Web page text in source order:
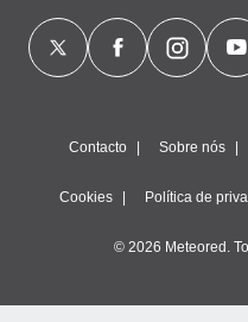
Contacto Sobre nós
Cookies Política de
© 2026 Meteored.